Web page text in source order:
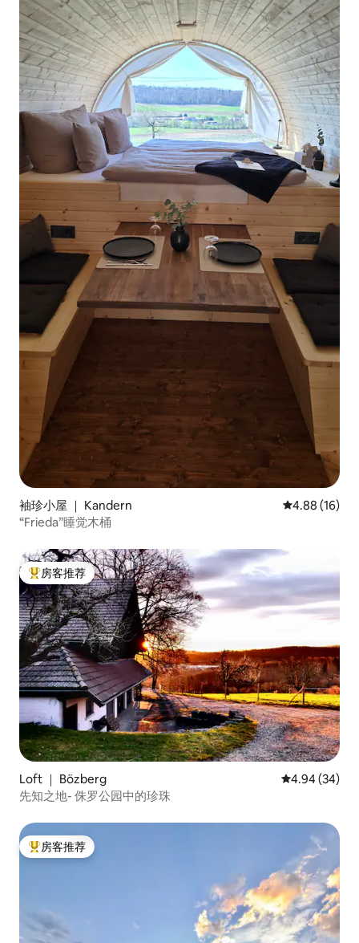
袖珍小屋 ｜ Kandern 平均评分
4.88 (16)
“Frieda”睡觉木桶
热门「房客推荐」
房客推荐
Loft ｜ Bözberg 平均评分 4.94
4.94 (34)
先知之地- 侏罗公园中的珍珠
热门「房客推荐」
房客推荐